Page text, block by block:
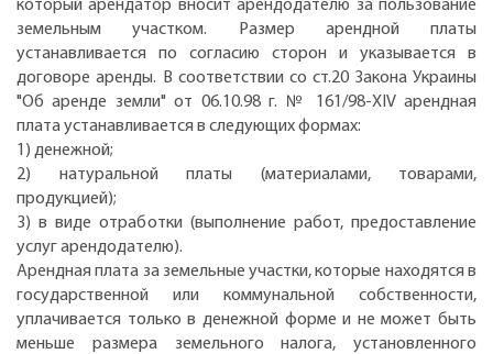
который арендатор вносит арендодателю за пользование
земельным участком. Размер арендной платы
устанавливается по согласию сторон и указывается в
договоре аренды. В соответствии со ст.20 Закона Украины
"Об аренде земли" от 06.10.98 г. № 161/98-XIV арендная
плата устанавливается в следующих формах:
1) денежной;
2) натуральной платы (материалами, товарами,
продукцией);
3) в виде отработки (выполнение работ, предоставление
услуг арендодателю).
Арендная плата за земельные участки, которые находятся в
государственной или коммунальной собственности,
уплачивается только в денежной форме и не может быть
меньше размера земельного налога, установленного